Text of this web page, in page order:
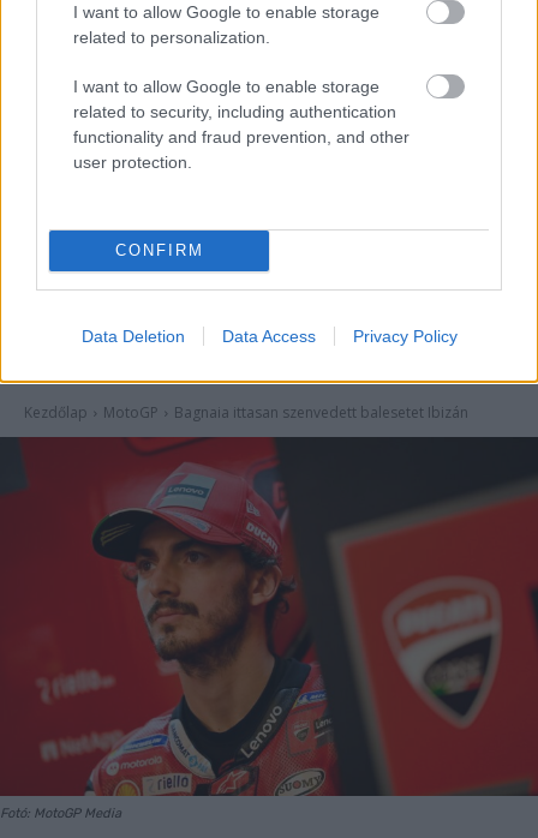
I want to allow Google to enable storage
related to personalization.
I want to allow Google to enable storage
related to security, including authentication
functionality and fraud prevention, and other
user protection.
CONFIRM
Data Deletion Data Access Privacy Policy
https://p1race.hu
Valentino Rossin nőttem fel, és szerintem ő marad "A" kedvenc
versenyzőm. De a MotoGP sem csak és kizárólag ő, hát még az
egyetemes motorversenyzés világa! Gyárilag, az egyik
végzettségem szerint olasz-spanyol szakos tanár vagyok, így
be is tudjátok viszonylag könnyen lőni, merrefelé irányul
alapvetően az érdeklődésem... :)
- Advertisment -